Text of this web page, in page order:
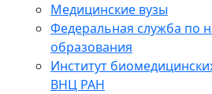
Медицинские вузы
Федеральная служба по
образования
Институт
ВНЦ РАН